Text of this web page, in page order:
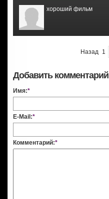
хороший фильм
Назад 1
Добавить комментарий
Имя:*
E-Mail:*
Комментарий:*